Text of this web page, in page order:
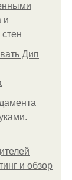
и
Дип
и обзор